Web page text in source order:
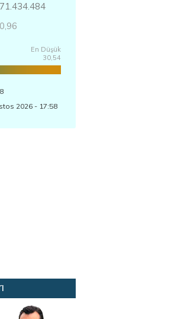
En Düşük
30,54
2026 - 17:58